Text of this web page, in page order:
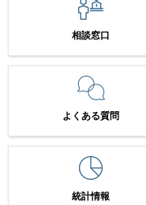
相談窓口
よくある質問
統計情報